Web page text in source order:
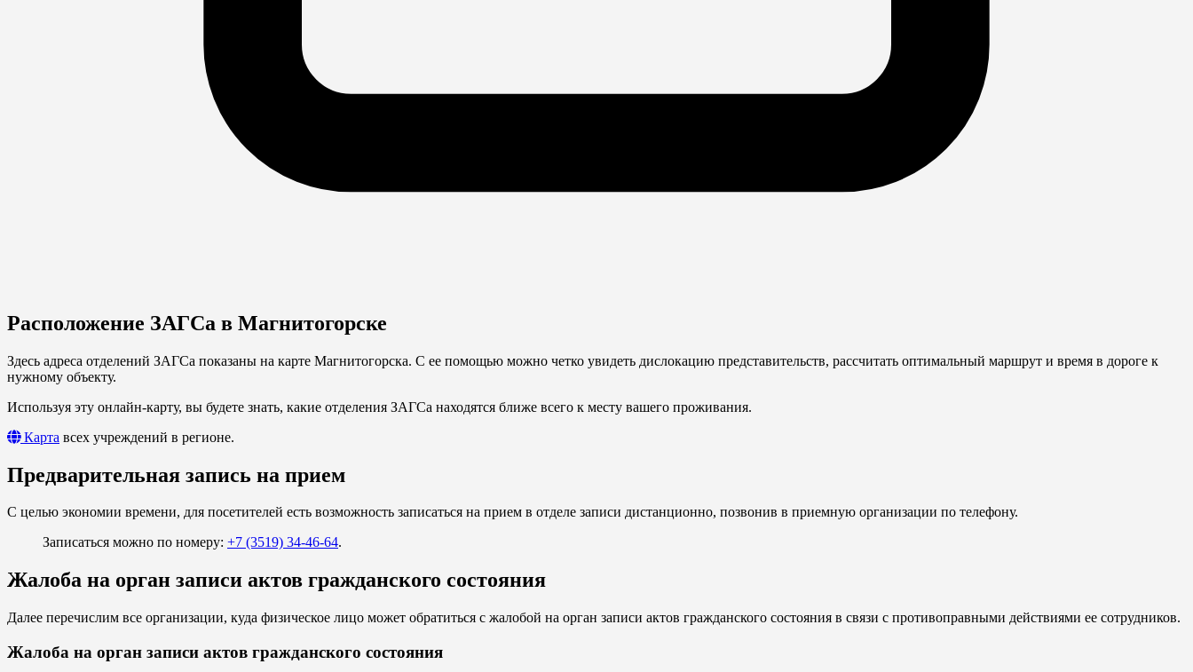
Расположение ЗАГСа в Магнитогорске
Здесь адреса отделений ЗАГСа показаны на карте Магнитогорска. С ее помощью можно четко увидеть дислокацию представительств, рассчитать оптимальный маршрут и время в дороге к
нужному объекту.
Используя эту онлайн-карту, вы будете знать, какие отделения ЗАГСа находятся ближе всего к месту вашего проживания.
Карта всех учреждений в регионе.
Предварительная запись на прием
С целью экономии времени, для посетителей есть возможность записаться на прием в отделе записи дистанционно, позвонив в приемную организации по телефону.
Записаться можно по номеру: +7 (3519) 34-46-64.
Жалоба на орган записи актов гражданского состояния
Далее перечислим все организации, куда физическое лицо может обратиться с жалобой на орган записи актов гражданского состояния в связи с противоправными действиями ее сотрудников.
Жалоба на орган записи актов гражданского состояния